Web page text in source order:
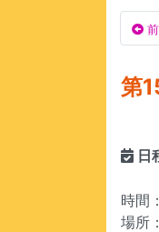
第
日
時間
場所